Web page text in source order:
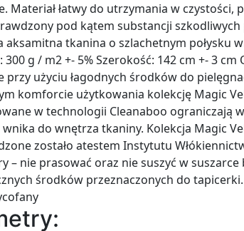
Materiał łatwy do utrzymania w
pod kątem substancji
aksamitna tkanina o szlachetnym
g / m2 +- 5% Szerokość: 142 cm +- 3
przy użyciu łagodnych środków do
komforcie użytkowania kolekcję Magic
w technologii Cleanaboo ograniczają
do wnętrza tkaniny. Kolekcja Magic
zostało atestem Instytutu
– nie prasować oraz nie suszyć w
środków przeznaczonych do tapicerki.